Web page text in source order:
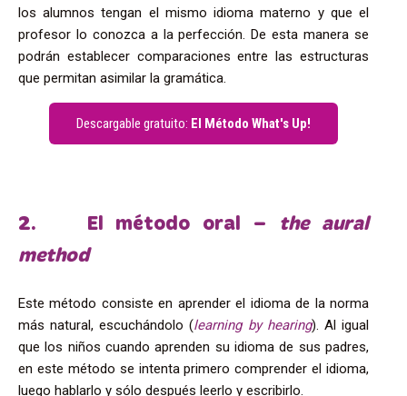
los alumnos tengan el mismo idioma materno y que el
profesor lo conozca a la perfección. De esta manera se
podrán establecer comparaciones entre las estructuras
que permitan asimilar la gramática.
Descargable gratuito: El Método What's Up!
2. El método oral – the aural
method
Este método consiste en aprender el idioma de la norma
más natural, escuchándolo (learning by hearing). Al igual
que los niños cuando aprenden su idioma de sus padres,
en este método se intenta primero comprender el idioma,
luego hablarlo y sólo después leerlo y escribirlo.